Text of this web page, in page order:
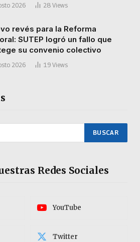
2026 28 Views
revés para la Reforma
SUTEP logró un fallo que
su convenio colectivo
2026 19 Views
Redes Sociales
YouTube
Twitter